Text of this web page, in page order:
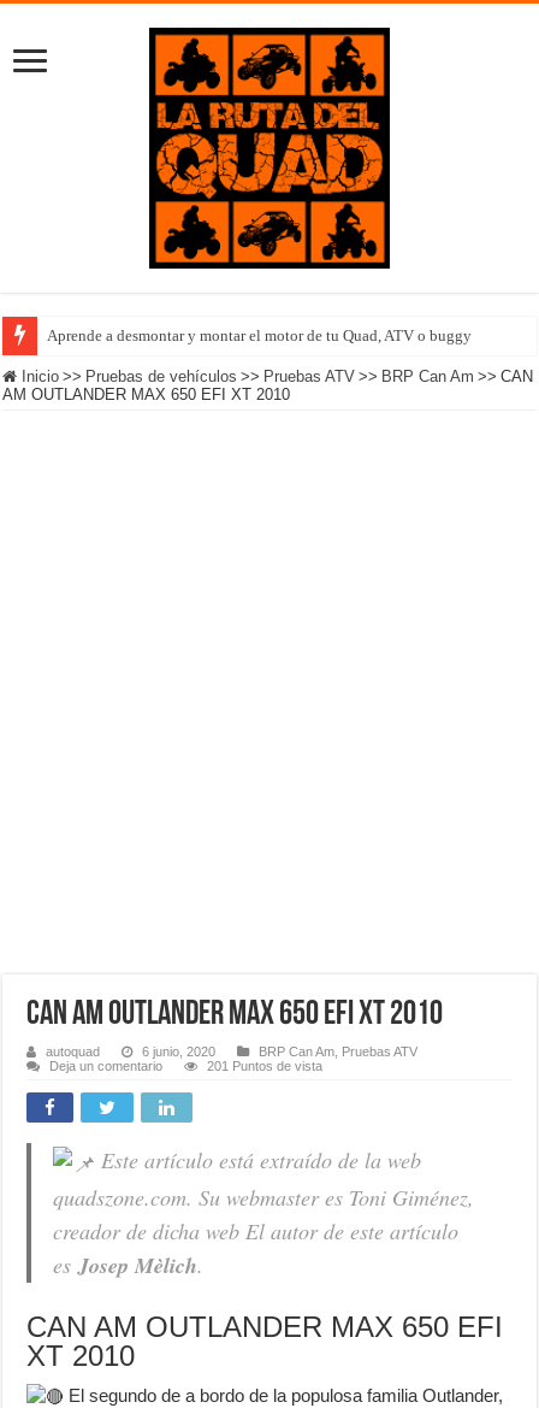
Aprende a desmontar y montar el motor de tu Quad, ATV o buggy
Inicio >> Pruebas de vehículos >> Pruebas ATV >> BRP Can Am >> CAN
AM OUTLANDER MAX 650 EFI XT 2010
CAN AM OUTLANDER MAX 650 EFI XT 2010
autoquad 6 junio, 2020 BRP Can Am Pruebas ATV
Deja un comentario
201 Puntos de vista
Este artículo está extraído de la web
quadszone.com. Su webmaster es Toni Giménez,
creador de dicha web El autor de este artículo
esJosep Mèlich.
CAN AM OUTLANDER MAX 650 EFI
XT 2010
El segundo de a bordo de la populosa familia Outlander,